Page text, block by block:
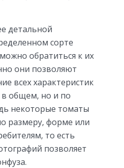
детальной
сорте
обратиться к их
они позволяют
всех характеристик
общем, но и по
некоторые томаты
размеру, форме или
то есть
позволяет